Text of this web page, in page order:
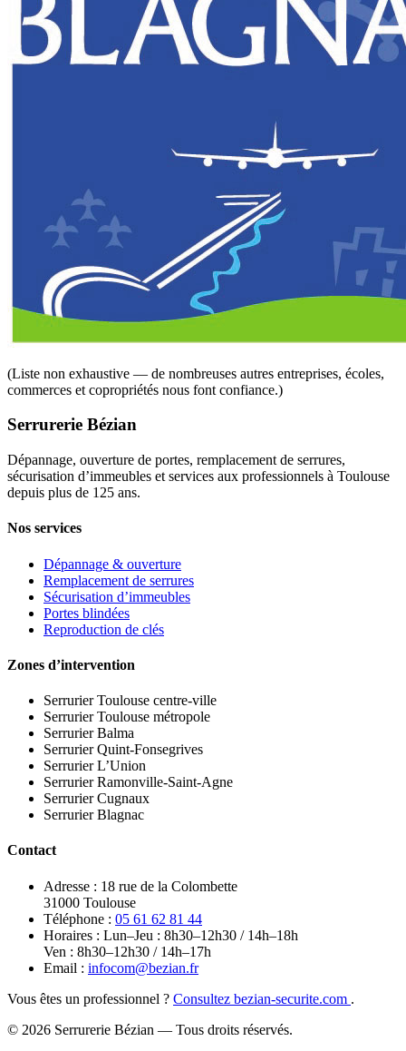
(Liste non exhaustive — de nombreuses autres entreprises, écoles,
commerces et copropriétés nous font confiance.)
Serrurerie Bézian
Dépannage, ouverture de portes, remplacement de serrures,
sécurisation d’immeubles et services aux professionnels à Toulouse
depuis plus de 125 ans.
Nos services
Dépannage & ouverture
Remplacement de serrures
Sécurisation d’immeubles
Portes blindées
Reproduction de clés
Zones d’intervention
Serrurier Toulouse centre-ville
Serrurier Toulouse métropole
Serrurier Balma
Serrurier Quint-Fonsegrives
Serrurier L’Union
Serrurier Ramonville-Saint-Agne
Serrurier Cugnaux
Serrurier Blagnac
Contact
Adresse : 18 rue de la Colombette
31000 Toulouse
Téléphone : 05 61 62 81 44
Horaires : Lun–Jeu : 8h30–12h30 / 14h–18h
Ven : 8h30–12h30 / 14h–17h
Email : infocom@bezian.fr
Vous êtes un professionnel ? Consultez bezian-securite.com .
© 2026 Serrurerie Bézian — Tous droits réservés.